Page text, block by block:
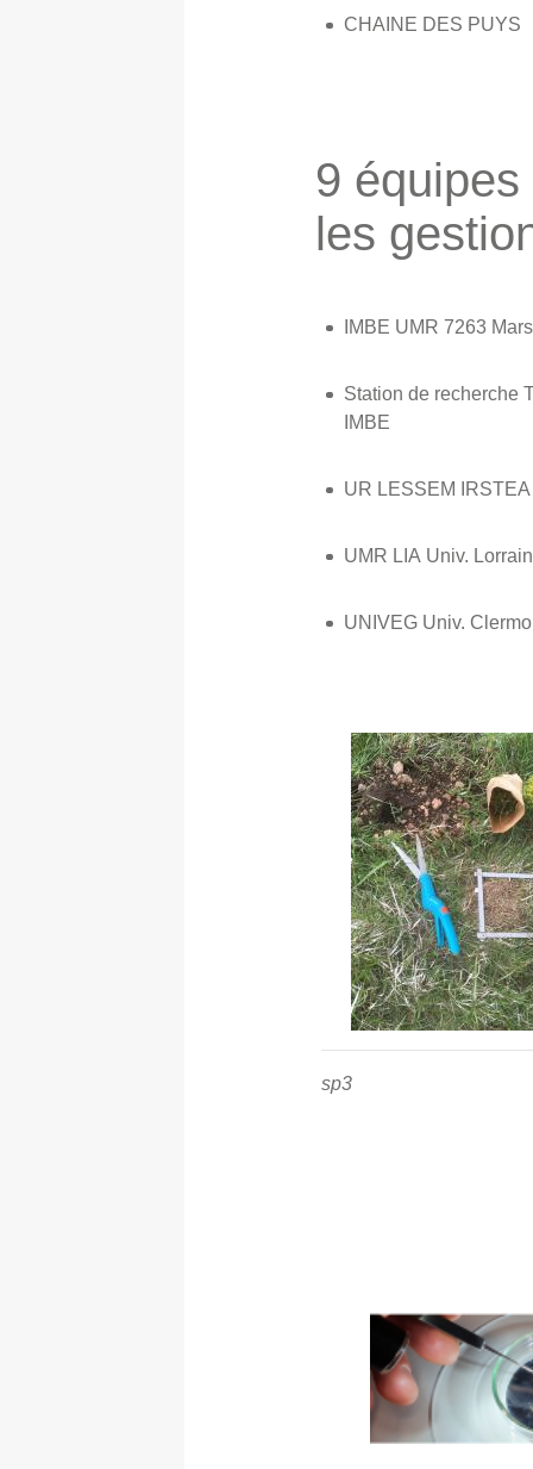
CHAINE DES PUYS
9
les
IMBE UMR 7263
Station de recherche
IMBE
UR LESSEM
UMR LIA Univ.
UNIVEG Univ.
sp3 -
sp3